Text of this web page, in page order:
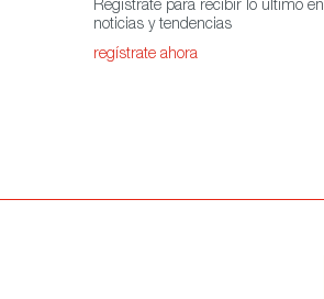
Regístrate para recibir lo último en
noticias y tendencias
regístrate ahora